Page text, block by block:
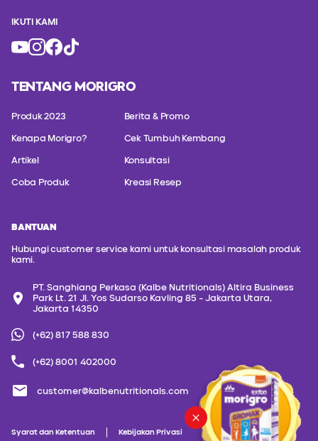
IKUTI KAMI
TENTANG MORIGRO
Produk 2023
Kenapa Morigro?
Artikel
Coba Produk
Berita & Promo
Cek Tumbuh Kembang
Konsultasi
Kreasi Resep
BANTUAN
Hubungi customer service kami untuk konsultasi masalah produk
kami.
PT. Sanghiang Perkasa (Kalbe Nutritionals) Altira Business
Park Lt. 21 Jl. Yos Sudarso Kavling 85 - Jakarta Utara,
Jakarta 14350
(+62) 817 588 830
(+62) 8001 402000
customer@kalbenutritionals.com
Syarat dan Ketentuan Kebijakan Privasi